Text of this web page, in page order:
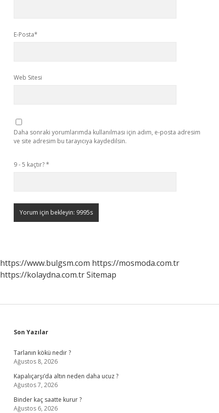
E-Posta*
Web Sitesi
Daha sonraki yorumlarımda kullanılması için adım, e-posta adresim
ve site adresim bu tarayıcıya kaydedilsin.
9 - 5 kaçtır?*
https://www.bulgsm.com https://mosmoda.com.tr
https://kolaydna.com.trSitemap
Sidebar
Son Yazılar
Tarlanın kökü nedir ?
Ağustos 8, 2026
Kapalıçarşı’da altın neden daha ucuz ?
Ağustos 7, 2026
Binder kaç saatte kurur ?
Ağustos 6, 2026